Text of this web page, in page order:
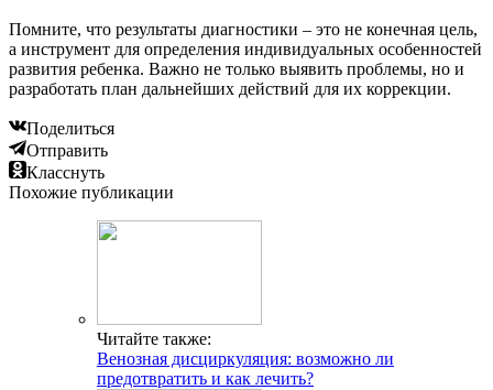
Помните, что результаты диагностики – это не конечная цель,
а инструмент для определения индивидуальных особенностей
развития ребенка. Важно не только выявить проблемы, но и
разработать план дальнейших действий для их коррекции.
Поделиться
Отправить
Класснуть
Похожие публикации
Читайте также:
Венозная дисциркуляция: возможно ли
предотвратить и как лечить?